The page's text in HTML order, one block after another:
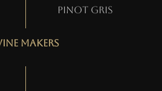
Pinot gris
Makers